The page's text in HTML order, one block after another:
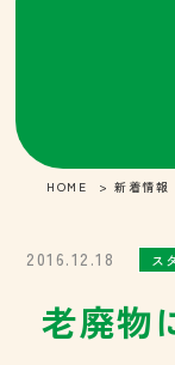
HOME 新着情報
2016.12.18 ス
老廃物